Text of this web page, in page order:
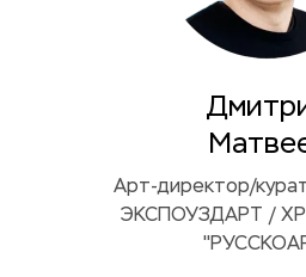
Арт-директор/
ЭКСПОУЗДАРТ /